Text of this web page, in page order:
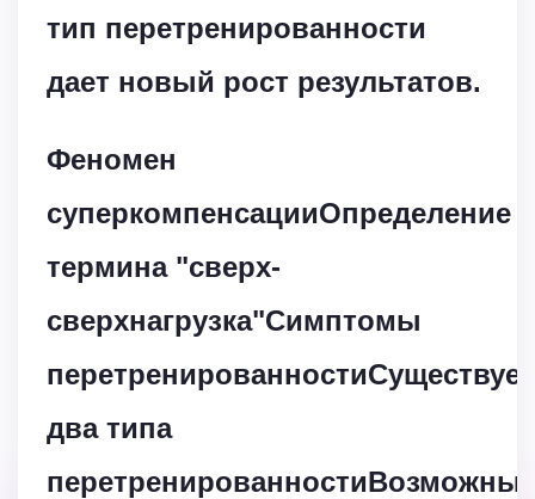
тип перетренированности
дает новый рост результатов.
Феномен
суперкомпенсацииОпределение
термина "сверх-
сверхнагрузка"Симптомы
перетренированностиСуществует
два типа